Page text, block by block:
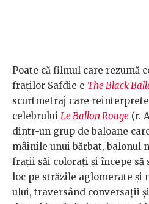
Poate că filmul care rezumă
fraților Safdie e The Black
scurtmetraj care
celebrului Le Ballon Rouge (r.
dintr-un grup de baloane
mâinile unui bărbat, balonul
frații săi colorați și începe să
loc pe străzile aglomerate și
ului, traversând conversații